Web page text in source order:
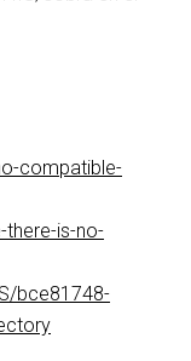
compatible-
is-no-
bce81748-